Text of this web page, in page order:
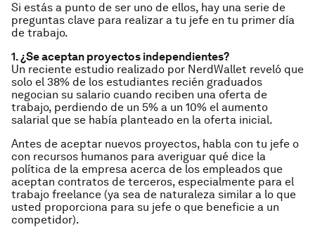
Si estás a punto de ser uno de ellos, hay una serie de
preguntas clave para realizar a tu jefe en tu primer día
de trabajo.
1. ¿Se aceptan proyectos independientes?
Un reciente estudio realizado por NerdWallet reveló que
solo el 38% de los estudiantes recién graduados
negocian su salario cuando reciben una oferta de
trabajo, perdiendo de un 5% a un 10% el aumento
salarial que se había planteado en la oferta inicial.
Antes de aceptar nuevos proyectos, habla con tu jefe o
con recursos humanos para averiguar qué dice la
política de la empresa acerca de los empleados que
aceptan contratos de terceros, especialmente para el
trabajo freelance (ya sea de naturaleza similar a lo que
usted proporciona para su jefe o que beneficie a un
competidor).